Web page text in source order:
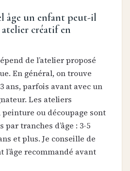
âge un enfant peut-il
créatif en
de l’atelier proposé
En général, on trouve
ans, parfois avant avec un
Les ateliers
ou découpage sont
par tranches d’âge : 3-5
et plus. Je conseille de
recommandé avant